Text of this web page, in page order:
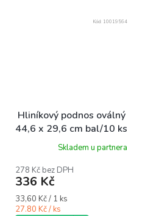
Hliníkový podnos oválný
44,6 x 29,6 cm bal/10 ks
Skladem u partnera
278 Kč bez DPH
336 Kč
Měrná
cena:
33,60 Kč / 1 ks
27.80 Kč / ks
Kód: 10019564